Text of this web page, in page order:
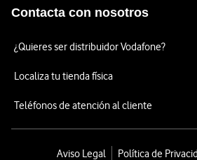
Contacta con nosotros
¿Quieres ser distribuidor Vodafone?
Localiza tu tienda física
Teléfonos de atención al cliente
Aviso Legal
Política de